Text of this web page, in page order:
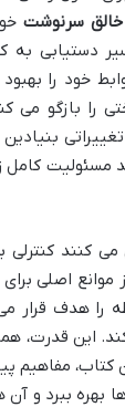
خالق سرنوشت
دستیابی به
خود را
را بازگو می
مسئولیت
کنند کنترلی
موانع اصلی
را هدف قرار
این قدرت،
کتاب، مفاهیم
بهره ببرد و آن